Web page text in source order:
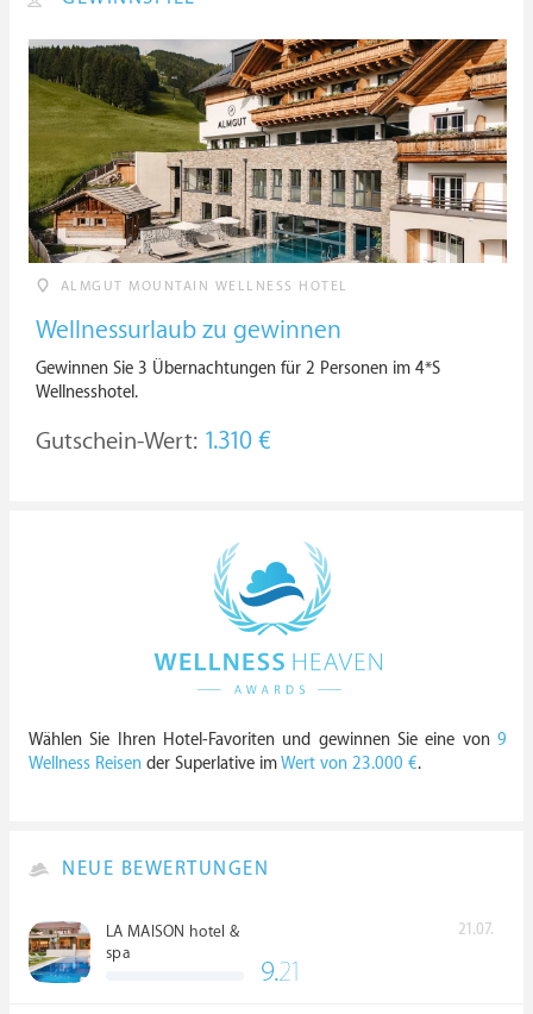
ALMGUT MOUNTAIN WELLNESS HOTEL
Wellnessurlaub zu gewinnen
Gewinnen Sie 3 Übernachtungen für 2 Personen im 4*S
Wellnesshotel.
Gutschein-Wert: 1.310 €
Wählen Sie Ihren Hotel-Favoriten und gewinnen Sie eine von 9
Wellness Reisen der Superlative imWert von 23.000 €.
NEUE BEWERTUNGEN
LA MAISON hotel &
spa
21.07.
9.21